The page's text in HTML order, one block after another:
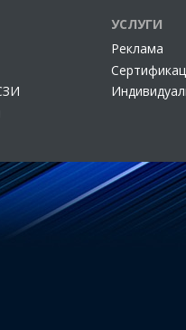
УСЛУГИ
Реклама
службой по
при наличии ссылки на